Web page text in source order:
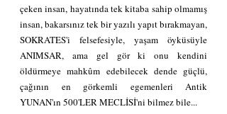
çeken insan, hayatında tek kitaba sahip olmamış
insan, bakarsınız tek bir yazılı yapıt bırakmayan,
SOKRATES'i felsefesiyle, yaşam öyküsüyle
ANIMSAR, ama gel gör ki onu kendini
öldürmeye mahkûm edebilecek dende güçlü,
çağının en görkemli egemenleri Antik
YUNAN'ın 500'LER MECLİSİ'ni bilmez bile...